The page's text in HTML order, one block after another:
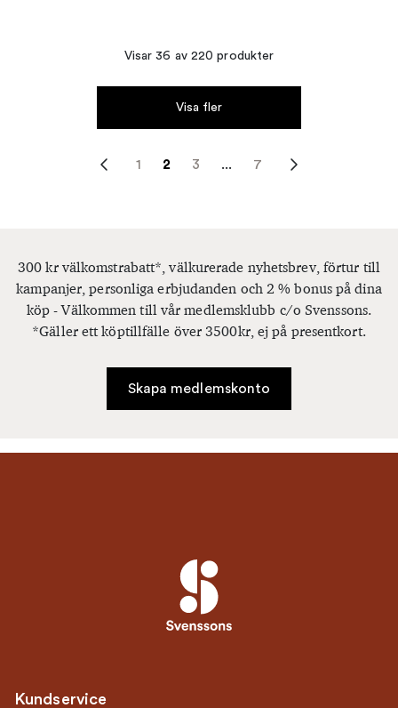
Visar 36 av 220 produkter
Visa fler
1 2 3 ... 7
300 kr välkomstrabatt*, välkurerade nyhetsbrev, förtur till
kampanjer, personliga erbjudanden och 2 % bonus på dina
köp - Välkommen till vår medlemsklubb c/o Svenssons.
*Gäller ett köptillfälle över 3500kr, ej på presentkort.
Skapa medlemskonto
Kundservice